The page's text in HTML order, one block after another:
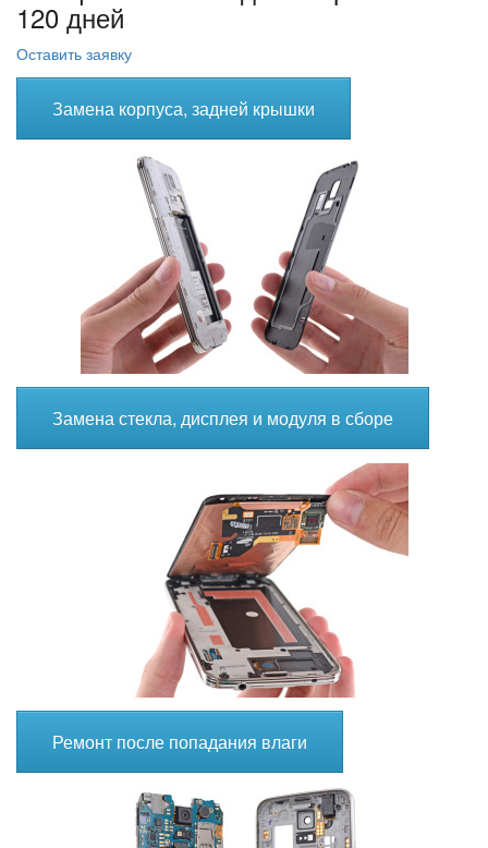
120 дней
Оставить заявку
Замена корпуса, задней крышки
Замена стекла, дисплея и модуля в сборе
Ремонт после попадания влаги